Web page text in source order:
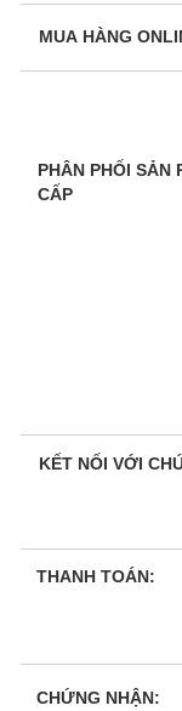
MUA HÀNG
PHÂN PHỐI SẢN
CẤP
KẾT NỐI VỚI
THANH TOÁN:
CHỨNG NHẬN: